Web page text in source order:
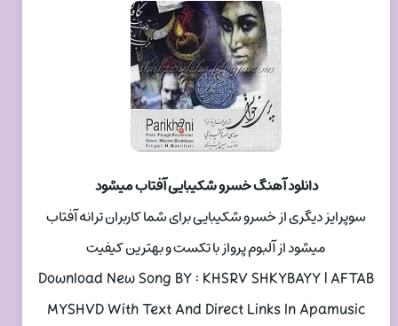
دانلود آهنگ خسرو شکیبایی آفتاب میشود
سوپرایز دیگری از خسرو شکیبایی برای شما کاربران ترانه آفتاب
میشود از آلبوم پرواز با تکست و بهترین کیفیت
Download New Song BY : KHSRV SHKYBAYY | AFTAB
MYSHVD With Text And Direct Links In Apamusic